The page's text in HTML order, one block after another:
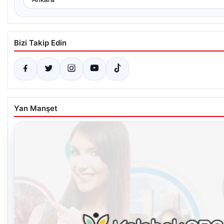
Bizi Takip Edin
Yan Manşet